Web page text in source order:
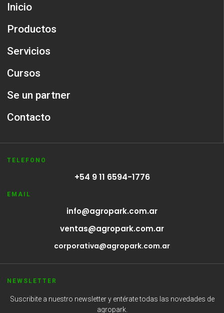
Inicio
Productos
Servicios
Cursos
Se un partner
Contacto
TELEFONO
+54 9 11 6594-1776
EMAIL
info@agropark.com.ar
ventas@agropark.com.ar
corporativa@agropark.com.ar
NEWSLETTER
Suscribite a nuestro newsletter y entérate todas las novedades de
agropark.